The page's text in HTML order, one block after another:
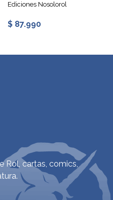
Ediciones Nosolorol
$ 87.990
Rol, cartas, comics,